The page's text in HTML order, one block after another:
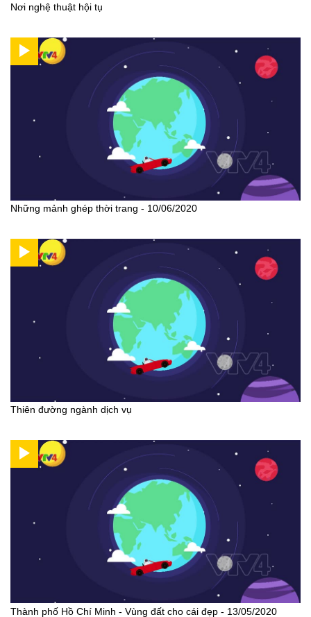
Nơi nghệ thuật hội tụ
Những mảnh ghép thời trang - 10/06/2020
Thiên đường ngành dịch vụ
Thành phố Hồ Chí Minh - Vùng đất cho cái đẹp - 13/05/2020